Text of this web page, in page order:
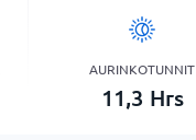
AURINKOTUNNIT
11,3 Hrs